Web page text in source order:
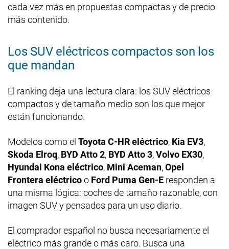
cada vez más en propuestas compactas y de precio
más contenido.
Los SUV eléctricos compactos son los
que mandan
El ranking deja una lectura clara: los SUV eléctricos
compactos y de tamaño medio son los que mejor
están funcionando.
Modelos como el Toyota C-HR eléctrico, Kia EV3,
Skoda Elroq, BYD Atto 2, BYD Atto 3,Volvo EX30,
Hyundai Kona eléctrico, Mini Aceman,Opel
Frontera eléctricoo Ford Puma Gen-E responden a
una misma lógica: coches de tamaño razonable, con
imagen SUV y pensados para un uso diario.
El comprador español no busca necesariamente el
eléctrico más grande o más caro. Busca una